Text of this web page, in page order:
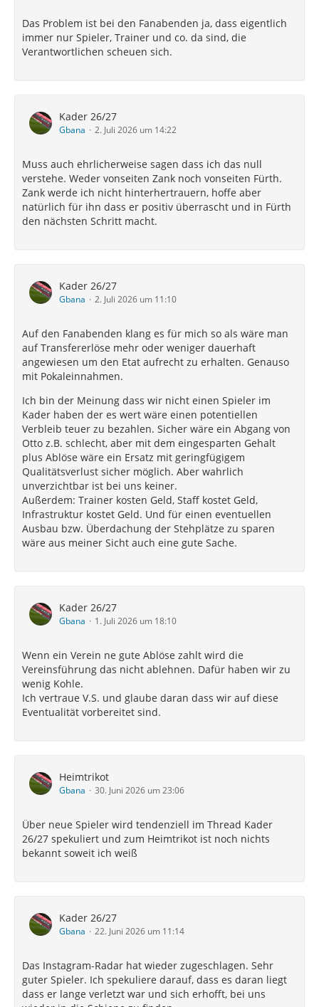
Das Problem ist bei den Fanabenden ja, dass eigentlich
immer nur Spieler, Trainer und co. da sind, die
Verantwortlichen scheuen sich.
Kader 26/27
Gbana 2. Juli 2026 um 14:22
Muss auch ehrlicherweise sagen dass ich das null
verstehe. Weder vonseiten Zank noch vonseiten Fürth.
Zank werde ich nicht hinterhertrauern, hoffe aber
natürlich für ihn dass er positiv überrascht und in Fürth
den nächsten Schritt macht.
Kader 26/27
Gbana 2. Juli 2026 um 11:10
Auf den Fanabenden klang es für mich so als wäre man
auf Transfererlöse mehr oder weniger dauerhaft
angewiesen um den Etat aufrecht zu erhalten. Genauso
mit Pokaleinnahmen.
Ich bin der Meinung dass wir nicht einen Spieler im
Kader haben der es wert wäre einen potentiellen
Verbleib teuer zu bezahlen. Sicher wäre ein Abgang von
Otto z.B. schlecht, aber mit dem eingesparten Gehalt
plus Ablöse wäre ein Ersatz mit geringfügigem
Qualitätsverlust sicher möglich. Aber wahrlich
unverzichtbar ist bei uns keiner.
Außerdem: Trainer kosten Geld, Staff kostet Geld,
Infrastruktur kostet Geld. Und für einen eventuellen
Ausbau bzw. Überdachung der Stehplätze zu sparen
wäre aus meiner Sicht auch eine gute Sache.
Kader 26/27
Gbana 1. Juli 2026 um 18:10
Wenn ein Verein ne gute Ablöse zahlt wird die
Vereinsführung das nicht ablehnen. Dafür haben wir zu
wenig Kohle.
Ich vertraue V.S. und glaube daran dass wir auf diese
Eventualität vorbereitet sind.
Heimtrikot
Gbana 30. Juni 2026 um 23:06
Über neue Spieler wird tendenziell im Thread Kader
26/27 spekuliert und zum Heimtrikot ist noch nichts
bekannt soweit ich weiß
Kader 26/27
Gbana 22. Juni 2026 um 11:14
Das Instagram-Radar hat wieder zugeschlagen. Sehr
guter Spieler. Ich spekuliere darauf, dass es daran liegt
dass er lange verletzt war und sich erhofft, bei uns